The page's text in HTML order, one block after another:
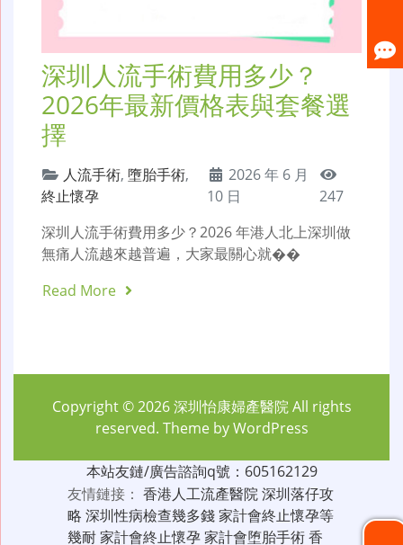
深圳人流手術費用多少？
2026年最新價格表與套餐選
擇
人流手術, 墮胎手術,
終止懷孕
2026 年 6 月
10 日
247
深圳人流手術費用多少？2026 年港人北上深圳做
無痛人流越來越普遍，大家最關心就��
Read More
Copyright © 2026深圳怡康婦產醫院All rights
reserved. Theme byWordPress
本站友鏈/廣告諮詢q號：605162129
友情鏈接： 香港人工流產醫院深圳落仔攻
略 深圳性病檢查幾多錢家計會終止懷孕等
幾耐家計會終止懷孕家計會堕胎手術香